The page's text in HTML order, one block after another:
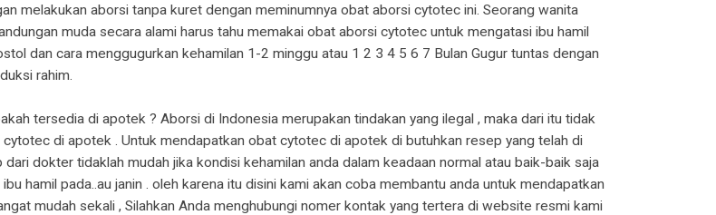
melakukan aborsi tanpa kuret dengan meminumnya obat aborsi cytotec ini. Seorang wanita
muda secara alami harus tahu memakai obat aborsi cytotec untuk mengatasi ibu hamil
dan cara menggugurkan kehamilan 1-2 minggu atau 1 2 3 4 5 6 7 Bulan Gugur tuntas dengan
rahim.
tersedia di apotek ? Aborsi di Indonesia merupakan tindakan yang ilegal , maka dari itu tidak
di apotek . Untuk mendapatkan obat cytotec di apotek di butuhkan resep yang telah di
dokter tidaklah mudah jika kondisi kehamilan anda dalam keadaan normal atau baik-baik saja
hamil pada..au janin . oleh karena itu disini kami akan coba membantu anda untuk mendapatkan
mudah sekali , Silahkan Anda menghubungi nomer kontak yang tertera di website resmi kami